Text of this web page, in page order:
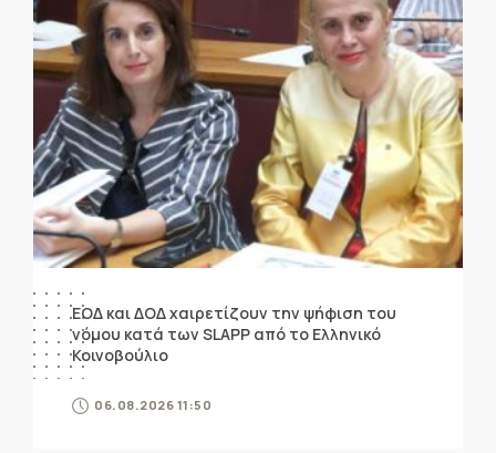
ΕΟΔ και ΔΟΔ χαιρετίζουν την ψήφιση του
νόμου κατά των SLAPP από το Ελληνικό
Κοινοβούλιο
06.08.2026 11:50